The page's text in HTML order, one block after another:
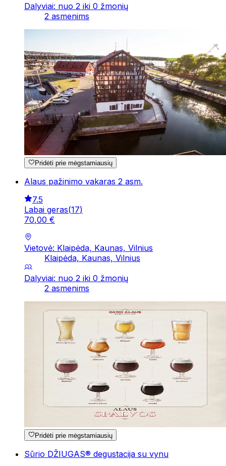
Dalyviai: nuo 2 iki 0 žmonių
2 asmenims
Pridėti prie mėgstamiausių
Alaus pažinimo vakaras 2 asm.
7.5
Labai geras(17)
70,00 €
Vietovė: Klaipėda, Kaunas, Vilnius
Klaipėda, Kaunas, Vilnius
Dalyviai: nuo 2 iki 0 žmonių
2 asmenims
Pridėti prie mėgstamiausių
Sūrio DŽIUGAS® degustacija su vynu